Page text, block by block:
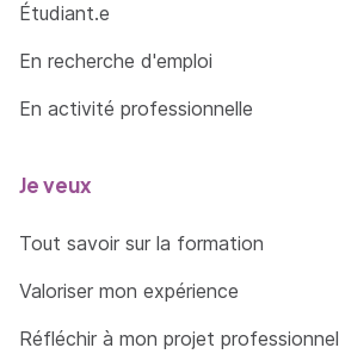
Étudiant.e
En recherche d'emploi
En activité professionnelle
Je veux
Tout savoir sur la formation
Valoriser mon expérience
Réfléchir à mon projet professionnel